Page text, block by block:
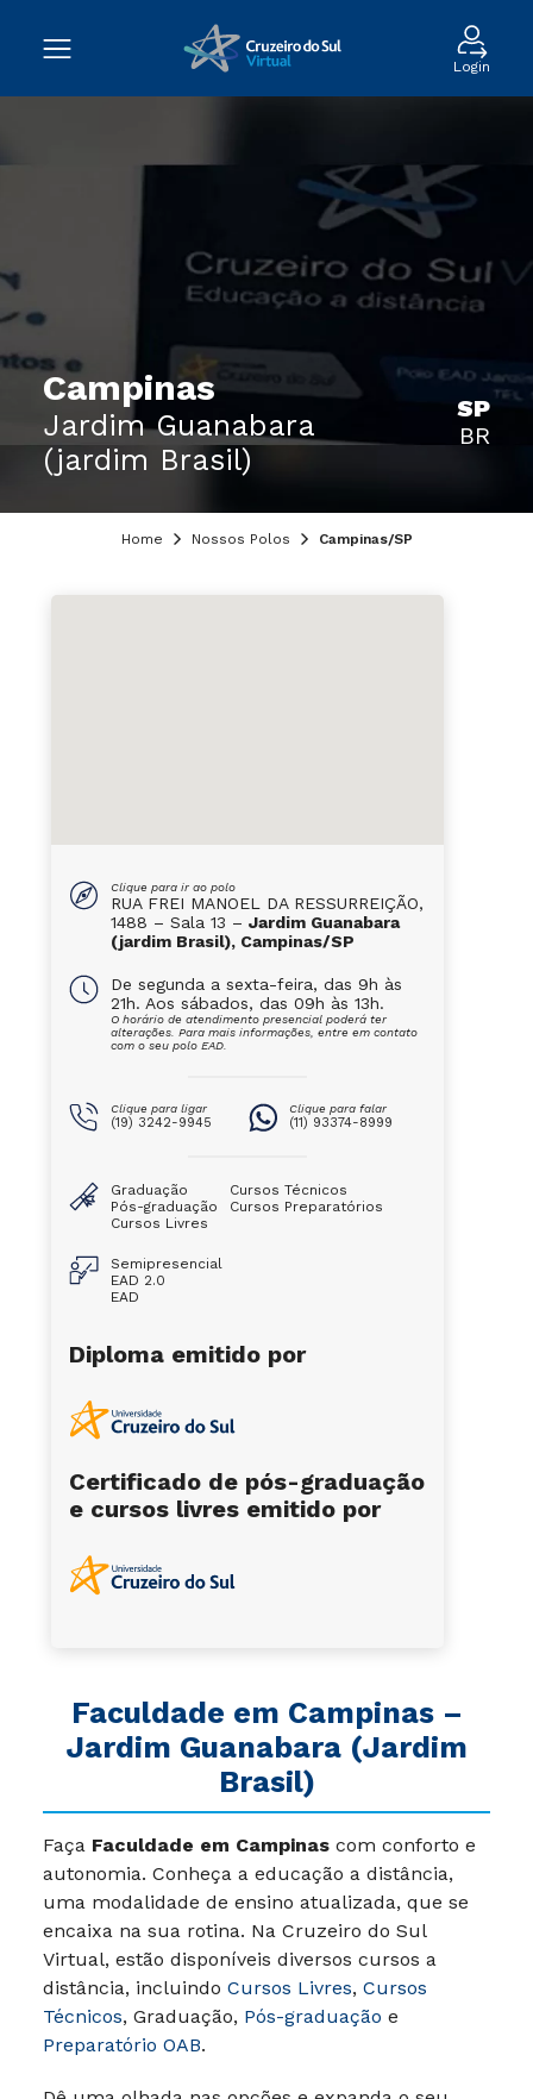
Login
Campinas
Jardim Guanabara
(jardim Brasil)
SP
BR
Home Nossos Polos Campinas/SP
Faculdade em Campinas –
Jardim Guanabara (Jardim
Brasil)
Faça Faculdade em Campinas com conforto e
autonomia. Conheça a educação a distância,
uma modalidade de ensino atualizada, que se
encaixa na sua rotina. Na Cruzeiro do Sul
Virtual, estão disponíveis diversos cursos a
distância, incluindo Cursos Livres, Cursos
Técnicos, Graduação, Pós-graduação e
Preparatório OAB.
Clique para ir ao polo
RUA FREI MANOEL DA RESSURREIÇÃO,
1488 – Sala 13 – Jardim Guanabara
(jardim Brasil), Campinas/SP
De segunda a sexta-feira, das 9h às
21h. Aos sábados, das 09h às 13h.
O horário de atendimento presencial poderá ter
alterações. Para mais informações, entre em contato
com o seu polo EAD.
Clique para ligar
(19) 3242-9945
Clique para falar
(11) 93374-8999
Graduação
Pós-graduação
Cursos Livres
Cursos Técnicos
Cursos Preparatórios
Semipresencial
EAD 2.0
EAD
Diploma emitido por
Certificado de pós-graduação
e cursos livres emitido por